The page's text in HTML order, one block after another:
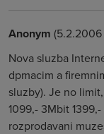
Anonym
Nova sluzba
dpmacim a
sluzby). Je no
1099,- 3Mbit
rozprodavani